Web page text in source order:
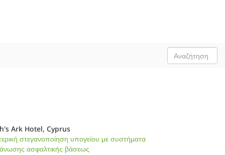
Ark Hotel, Cyprus
στεγανοποίηση υπογείου με συστήματα
ασφαλτικής βάσεως